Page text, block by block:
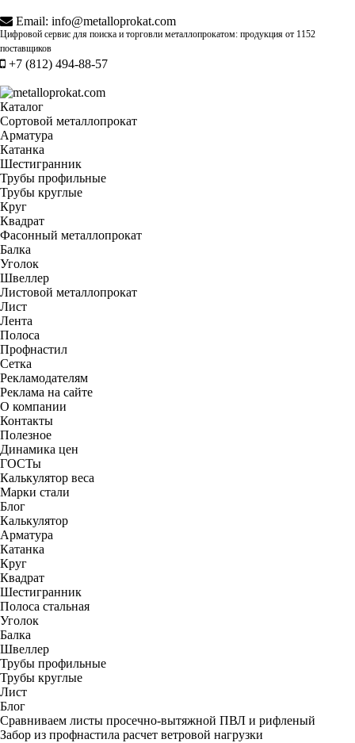
Email: info@metalloprokat.com
Цифровой сервис для поиска и торговли металлопрокатом: продукция от 1152
поставщиков
+7 (812) 494-88-57
Каталог
Сортовой металлопрокат
Арматура
Катанка
Шестигранник
Трубы профильные
Трубы круглые
Круг
Квадрат
Фасонный металлопрокат
Балка
Уголок
Швеллер
Листовой металлопрокат
Лист
Лента
Полоса
Профнастил
Сетка
Рекламодателям
Реклама на сайте
О компании
Контакты
Полезное
Динамика цен
ГОСТы
Калькулятор веса
Марки стали
Блог
Калькулятор
Арматура
Катанка
Круг
Квадрат
Шестигранник
Полоса стальная
Уголок
Балка
Швеллер
Трубы профильные
Трубы круглые
Лист
Блог
Сравниваем листы просечно-вытяжной ПВЛ и рифленый
Забор из профнастила расчет ветровой нагрузки